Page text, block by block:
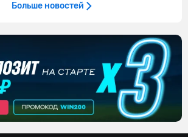
Больше новостей